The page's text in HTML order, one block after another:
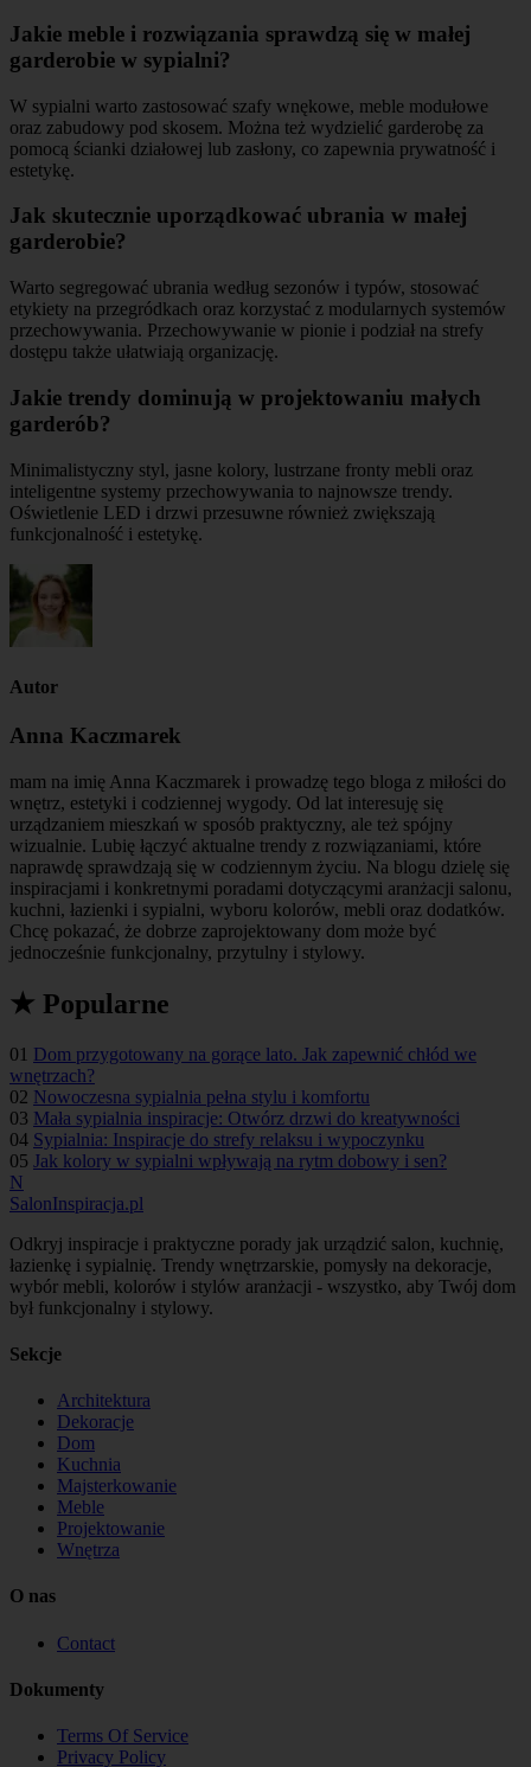
Jakie meble i rozwiązania sprawdzą się w małej
garderobie w sypialni?
W sypialni warto zastosować szafy wnękowe, meble modułowe
oraz zabudowy pod skosem. Można też wydzielić garderobę za
pomocą ścianki działowej lub zasłony, co zapewnia prywatność i
estetykę.
Jak skutecznie uporządkować ubrania w małej
garderobie?
Warto segregować ubrania według sezonów i typów, stosować
etykiety na przegródkach oraz korzystać z modularnych systemów
przechowywania. Przechowywanie w pionie i podział na strefy
dostępu także ułatwiają organizację.
Jakie trendy dominują w projektowaniu małych
garderób?
Minimalistyczny styl, jasne kolory, lustrzane fronty mebli oraz
inteligentne systemy przechowywania to najnowsze trendy.
Oświetlenie LED i drzwi przesuwne również zwiększają
funkcjonalność i estetykę.
Autor
Anna Kaczmarek
mam na imię Anna Kaczmarek i prowadzę tego bloga z miłości do
wnętrz, estetyki i codziennej wygody. Od lat interesuję się
urządzaniem mieszkań w sposób praktyczny, ale też spójny
wizualnie. Lubię łączyć aktualne trendy z rozwiązaniami, które
naprawdę sprawdzają się w codziennym życiu. Na blogu dzielę się
inspiracjami i konkretnymi poradami dotyczącymi aranżacji salonu,
kuchni, łazienki i sypialni, wyboru kolorów, mebli oraz dodatków.
Chcę pokazać, że dobrze zaprojektowany dom może być
jednocześnie funkcjonalny, przytulny i stylowy.
★ Popularne
01 Dom przygotowany na gorące lato. Jak zapewnić chłód we
wnętrzach?
02 Nowoczesna sypialnia pełna stylu i komfortu
03 Mała sypialnia inspiracje: Otwórz drzwi do kreatywności
04 Sypialnia: Inspiracje do strefy relaksu i wypoczynku
05 Jak kolory w sypialni wpływają na rytm dobowy i sen?
N
SalonInspiracja.pl
Odkryj inspiracje i praktyczne porady jak urządzić salon, kuchnię,
łazienkę i sypialnię. Trendy wnętrzarskie, pomysły na dekoracje,
wybór mebli, kolorów i stylów aranżacji - wszystko, aby Twój dom
był funkcjonalny i stylowy.
Sekcje
Architektura
Dekoracje
Dom
Kuchnia
Majsterkowanie
Meble
Projektowanie
Wnętrza
O nas
Contact
Dokumenty
Terms Of Service
Privacy Policy